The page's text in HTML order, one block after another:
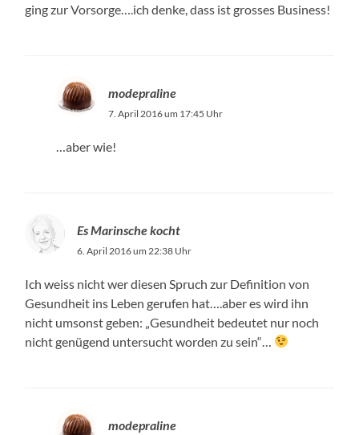
ging zur Vorsorge….ich denke, dass ist grosses Business!
modepraline
7. April 2016 um 17:45 Uhr
…aber wie!
Es Marinsche kocht
6. April 2016 um 22:38 Uhr
Ich weiss nicht wer diesen Spruch zur Definition von
Gesundheit ins Leben gerufen hat….aber es wird ihn
nicht umsonst geben: „Gesundheit bedeutet nur noch
nicht genügend untersucht worden zu sein“…
modepraline